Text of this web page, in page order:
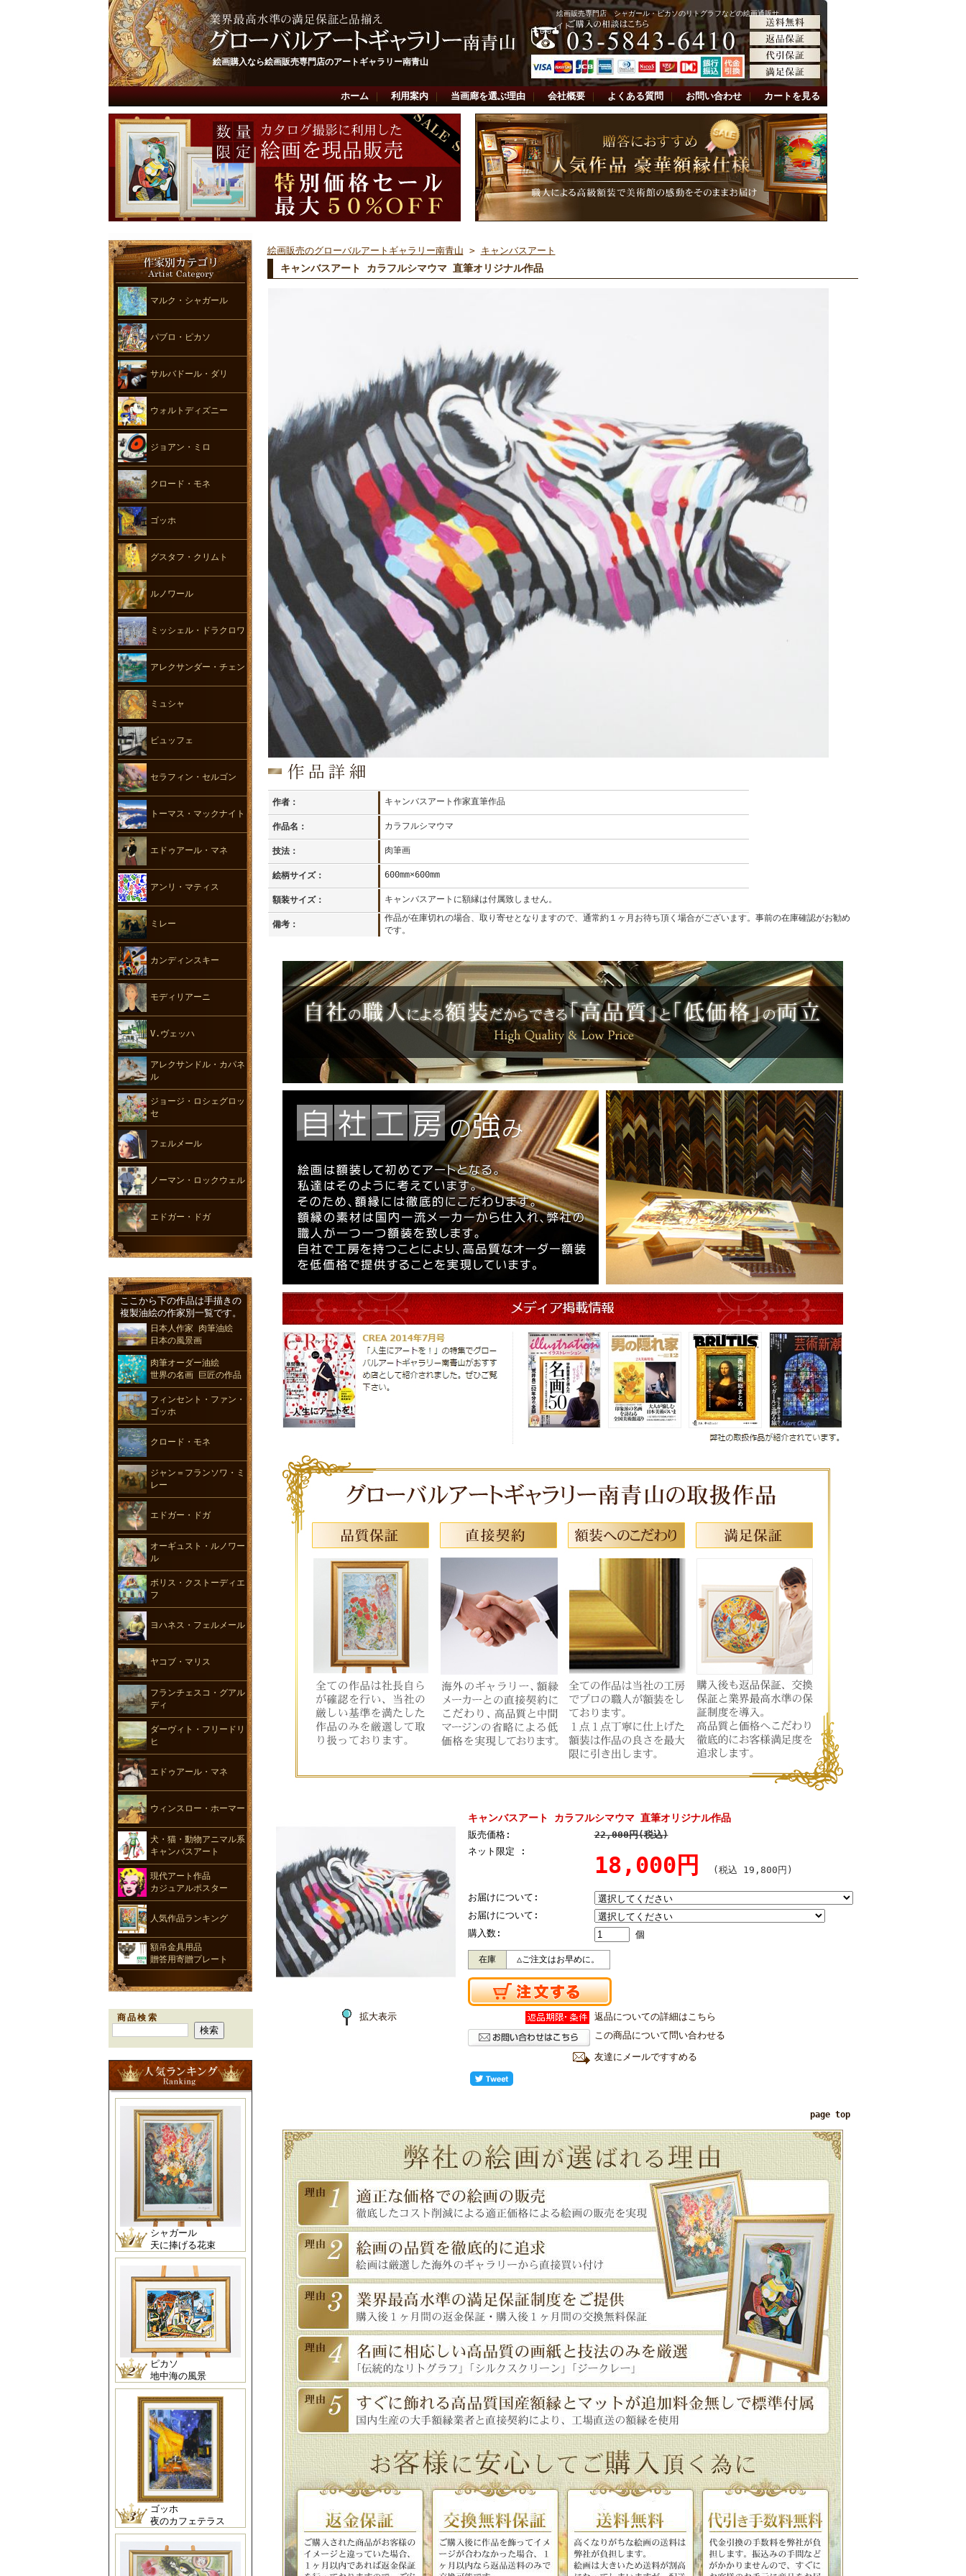
絵画購入なら絵画販売専門店のアートギャラリー南青山
絵画販売専門店 シャガール・ピカソのリトグラフなどの絵画通販サ
イト
ホーム 利用案内 当画廊を選ぶ理由 会社概要 よくある質問 お問い合わせ カートを見る
マルク・シャガール
パブロ・ピカソ
サルバドール・ダリ
ウォルトディズニー
ジョアン・ミロ
クロード・モネ
ゴッホ
グスタフ・クリムト
ルノワール
ミッシェル・ドラクロワ
アレクサンダー・チェン
ミュシャ
ビュッフェ
セラフィン・セルゴン
トーマス・マックナイト
エドゥアール・マネ
アンリ・マティス
ミレー
カンディンスキー
モディリアーニ
V.ヴェッハ
アレクサンドル・カパネ
ル
ジョージ・ロシェグロッ
セ
フェルメール
ノーマン・ロックウェル
エドガー・ドガ
ここから下の作品は手描きの
複製油絵の作家別一覧です。
日本人作家 肉筆油絵
日本の風景画
肉筆オーダー油絵
世界の名画 巨匠の作品
フィンセント・ファン・
ゴッホ
クロード・モネ
ジャン＝フランソワ・ミ
レー
エドガー・ドガ
オーギュスト・ルノワー
ル
ボリス・クストーディエ
フ
ヨハネス・フェルメール
ヤコブ・マリス
フランチェスコ・グアル
ディ
ダーヴィト・フリードリ
ヒ
エドゥアール・マネ
ウィンスロー・ホーマー
犬・猫・動物アニマル系
キャンバスアート
現代アート作品
カジュアルポスター
人気作品ランキング
額吊金具用品
贈答用寄贈プレート
商品検索
シャガール
天に捧げる花束
ピカソ
地中海の風景
ゴッホ
夜のカフェテラス
絵画販売のグローバルアートギャラリー南青山 > キャンバスアート
キャンバスアート カラフルシマウマ 直筆オリジナル作品
作者： キャンバスアート作家直筆作品
作品名： カラフルシマウマ
技法： 肉筆画
絵柄サイズ： 600mm×600mm
額装サイズ： キャンバスアートに額縁は付属致しません。
備考：
作品が在庫切れの場合、取り寄せとなりますので、通常約１ヶ月お待ち頂く場合がございます。事前の在庫確認がお勧め
です。
拡大表示
キャンバスアート カラフルシマウマ 直筆オリジナル作品
販売価格:
22,000円(税込)
ネット限定 :
18,000円 (税込 19,800円)
お届けについて:
お届けについて:
購入数:
個
在庫 △ご注文はお早めに。
返品についての詳細はこちら
この商品について問い合わせる
友達にメールですすめる
page top